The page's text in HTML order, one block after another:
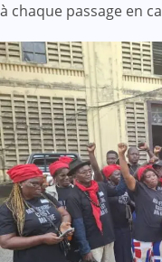
à chaque passage en